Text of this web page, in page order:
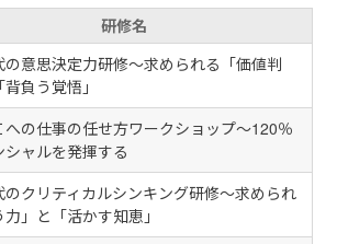
研修名
の意思決定力研修～求められる「価値判
負う覚悟」
への仕事の任せ方ワークショップ～120％
シャルを発揮する
のクリティカルシンキング研修～求められ
」と「活かす知恵」